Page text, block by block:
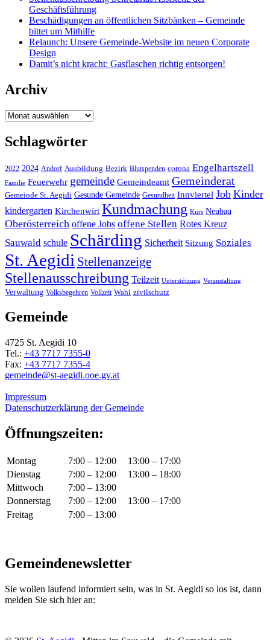
Geschäftsführung
Beschädigungen an öffentlichen Sitzbänken – Gemeinde
bittet um Mithilfe
Relaunch: Unsere Gemeinde-Website im neuen Corporate
Design
Damit’s nicht kracht: Gasflaschen richtig entsorgen!
Archiv
Archiv
Schlagwörter
2022 2024 Andorf Ausbildung Bezirk Blutspenden corona Engelhartszell
Familie Feuerwehr gemeinde Gemeindeamt Gemeinderat
Gemeinde St. Aegidi Gesunde Gemeinde Gesundheit Innviertel Job Kinder
kindergarten Kirchenwirt Kundmachung Kurs Neubau
Oberösterreich offene Jobs offene Stellen Rotes Kreuz
Sauwald schule Schärding Sicherheit Sitzung Soziales
St. Aegidi Stellenanzeige
Stellenausschreibung Teilzeit Unterstützung Veranstaltung
Verwaltung Volksbegehren Vollzeit Wahl zivilschutz
Gemeinde
4725 St. Aegidi 10
Tel.: +43 7717 7355-0
Fax: +43 7717 7355-4
gemeinde@st-aegidi.ooe.gv.at
Impressum
Datenschutzerklärung der Gemeinde
Öffnungszeiten:
Montag 7:00 – 12:00
13:00 – 17:00
Dienstag
7:00 – 12:00
13:00 – 18:00
Mittwoch
7:00 – 13:00
Donnerstag
7:00 – 12:00
13:00 – 17:00
Freitag
7:00 – 13:00
Gemeindenewsletter
Sie wollen laufend informiert sein, was in St. Aegidi so los ist, dann
melden Sie sich hier an: